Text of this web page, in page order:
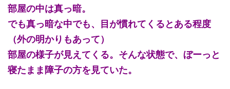
部屋の中は真っ暗。
でも真っ暗な中でも、目が慣れてくるとある程度
（外の明かりもあって）
部屋の様子が見えてくる。そんな状態で、ぼーっと
寝たまま障子の方を見ていた。